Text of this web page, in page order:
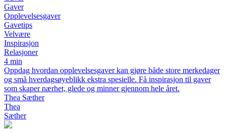
Gaver
Opplevelsesgaver
Gavetips
Velvære
Inspirasjon
Relasjoner
4 min
Oppdag hvordan opplevelsesgaver kan gjøre både store merkedager
og små hverdagsøyeblikk ekstra spesielle. Få inspirasjon til gaver
som skaper nærhet, glede og minner gjennom hele året.
Thea Sæther
Thea
Sæther